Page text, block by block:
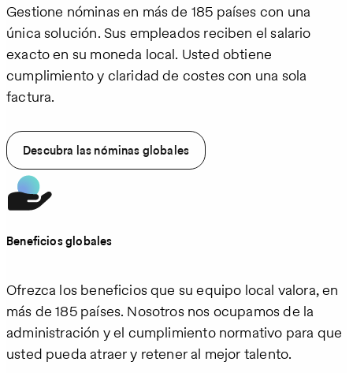
Gestione nóminas en más de 185 países con una
única solución. Sus empleados reciben el salario
exacto en su moneda local. Usted obtiene
cumplimiento y claridad de costes con una sola
factura.
Descubra las nóminas globales
Beneficios globales
Ofrezca los beneficios que su equipo local valora, en
más de 185 países. Nosotros nos ocupamos de la
administración y el cumplimiento normativo para que
usted pueda atraer y retener al mejor talento.